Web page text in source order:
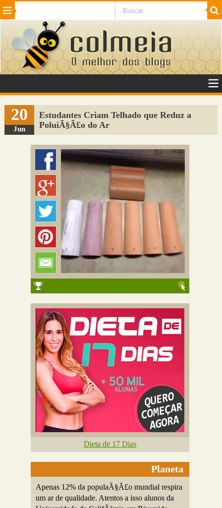
Beleza Cinema e TV
Internet Jogos NotÃ­cias SaÃºde
VeÃ­culos Adulto
Sugerir Link
Adicionar Blog
Colmeia Exchange
Perguntas Frequentes
20
Jun
Estudantes Criam Telhado que Reduz a
PoluiÃ§Ã£o do Ar
Dieta de 17 Dias
Planeta
Apenas 12% da populaÃ§Ã£o mundial respira
um ar de qualidade. Atentos a isso alunos da